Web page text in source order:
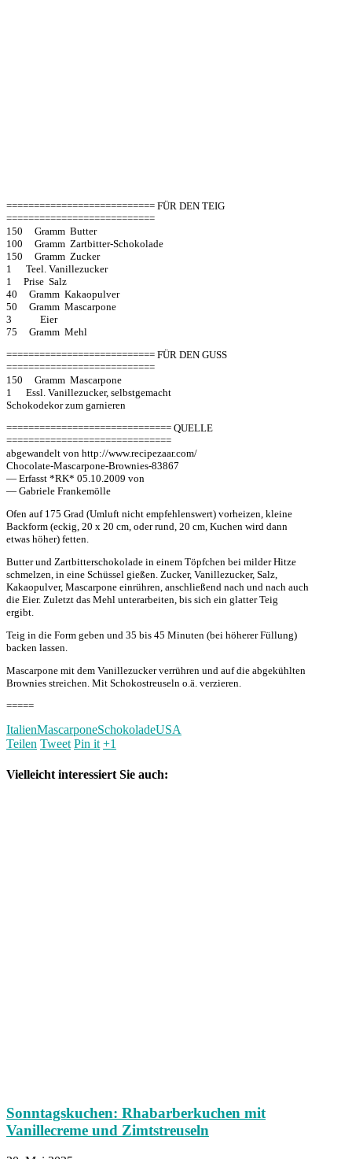
=========================== FÜR DEN TEIG
===========================
150 Gramm Butter
100 Gramm Zartbitter-Schokolade
150 Gramm Zucker
1 Teel. Vanillezucker
1 Prise Salz
40 Gramm Kakaopulver
50 Gramm Mascarpone
3 Eier
75 Gramm Mehl
=========================== FÜR DEN GUSS
===========================
150 Gramm Mascarpone
1 Essl. Vanillezucker, selbstgemacht
Schokodekor zum garnieren
============================== QUELLE
==============================
abgewandelt von http://www.recipezaar.com/
Chocolate-Mascarpone-Brownies-83867
— Erfasst *RK* 05.10.2009 von
— Gabriele Frankemölle
Ofen auf 175 Grad (Umluft nicht empfehlenswert) vorheizen, kleine
Backform (eckig, 20 x 20 cm, oder rund, 20 cm, Kuchen wird dann
etwas höher) fetten.
Butter und Zartbitterschokolade in einem Töpfchen bei milder Hitze
schmelzen, in eine Schüssel gießen. Zucker, Vanillezucker, Salz,
Kakaopulver, Mascarpone einrühren, anschließend nach und nach auch
die Eier. Zuletzt das Mehl unterarbeiten, bis sich ein glatter Teig
ergibt.
Teig in die Form geben und 35 bis 45 Minuten (bei höherer Füllung)
backen lassen.
Mascarpone mit dem Vanillezucker verrühren und auf die abgekühlten
Brownies streichen. Mit Schokostreuseln o.ä. verzieren.
=====
ItalienMascarponeSchokoladeUSA
Teilen Tweet Pin it +1
Vielleicht interessiert Sie auch:
Sonntagskuchen: Rhabarberkuchen mit
Vanillecreme und Zimtstreuseln